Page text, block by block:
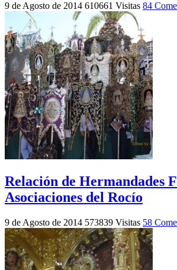
9 de Agosto de 2014 610661 Visitas 84
Relación de Hermandades
Asociaciones del Rocío
9 de Agosto de 2014 573839 Visitas 58